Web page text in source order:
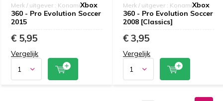
Merk / uitgever : KonamiXbox
360 - Pro Evolution Soccer
2015
€ 5,95
Vergelijk
Merk / uitgever : KonamiXbox
360 - Pro Evolution Soccer
2008 [Classics]
€ 3,95
Vergelijk